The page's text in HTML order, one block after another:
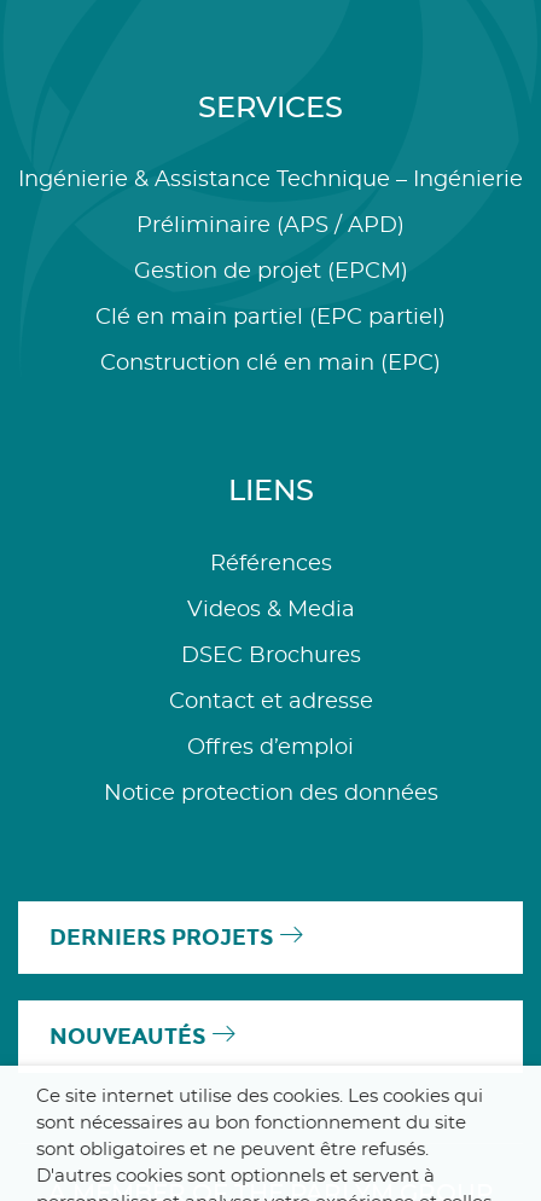
SERVICES
Ingénierie & Assistance Technique – Ingénierie
Préliminaire (APS / APD)
Gestion de projet (EPCM)
Clé en main partiel (EPC partiel)
Construction clé en main (EPC)
LIENS
Références
Videos & Media
DSEC Brochures
Contact et adresse
Offres d’emploi
Notice protection des données
DERNIERS PROJETS
NOUVEAUTÉS
A MEMBER OF THE PARLYM GROUP
Ce site internet utilise des cookies. Les cookies qui
sont nécessaires au bon fonctionnement du site
sont obligatoires et ne peuvent être refusés.
D'autres cookies sont optionnels et servent à